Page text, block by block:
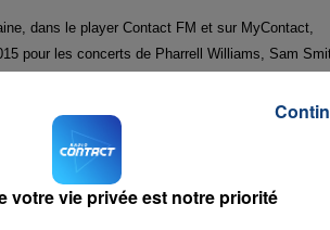
dans le player Contact FM et sur MyContact,
pour les concerts de Pharrell Williams, Sam
+ Prénom + Numéro de téléphone. Tu peux
votre vie privée est notre priorité